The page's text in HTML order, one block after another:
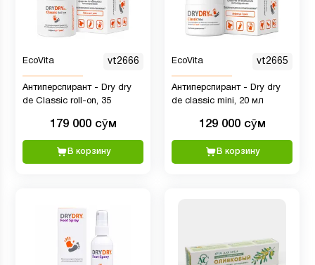
EcoVita vt2666
Антиперспирант - Dry dry
de Classic roll-on, 35
179 000 сӯм
В корзину
EcoVita vt2665
Антиперспирант - Dry dry
de classic mini, 20 мл
129 000 сӯм
В корзину